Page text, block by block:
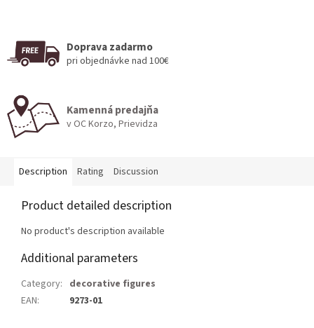
Doprava zadarmo
pri objednávke nad 100€
Kamenná predajňa
v OC Korzo, Prievidza
Description Rating Discussion
Product detailed description
No product's description available
Additional parameters
Category: decorative figures
EAN: 9273-01